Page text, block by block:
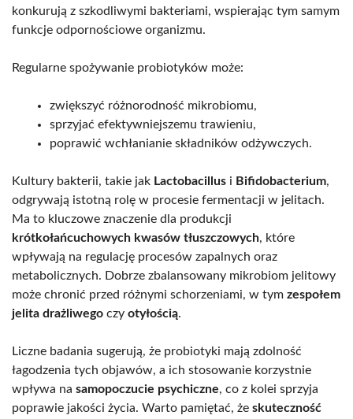
konkurują z szkodliwymi bakteriami, wspierając tym samym
funkcje odpornościowe organizmu.
Regularne spożywanie probiotyków może:
zwiększyć różnorodność mikrobiomu,
sprzyjać efektywniejszemu trawieniu,
poprawić wchłanianie składników odżywczych.
Kultury bakterii, takie jak Lactobacillus i Bifidobacterium,
odgrywają istotną rolę w procesie fermentacji w jelitach.
Ma to kluczowe znaczenie dla produkcji
krótkołańcuchowych kwasów tłuszczowych, które
wpływają na regulację procesów zapalnych oraz
metabolicznych. Dobrze zbalansowany mikrobiom jelitowy
może chronić przed różnymi schorzeniami, w tym zespołem
jelita drażliwego czy otyłością.
Liczne badania sugerują, że probiotyki mają zdolność
łagodzenia tych objawów, a ich stosowanie korzystnie
wpływa na samopoczucie psychiczne, co z kolei sprzyja
poprawie jakości życia. Warto pamiętać, że skuteczność